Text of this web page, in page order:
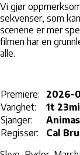
Vi gjør
sekvenser, som
scenene er mer
filmen har en
alle.
Premiere:
2026-
Varighet:
1t
Sjanger:
Regissør:
Cal